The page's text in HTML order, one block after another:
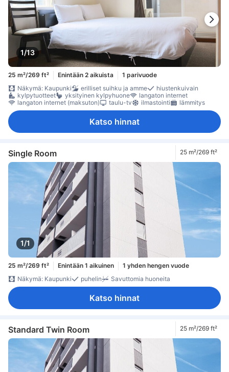
1/13
25 m²/269 ft² Enintään 2 aikuista
1 parivuode
Näkymä: Kaupunki
erilliset suihku ja amme
hiustenkuivain
kylpytuotteet
yksityinen kylpyhuone
langaton internet
langaton internet (maksuton)
taulu-tv ilmastointi lämmitys
Katso hinnat
Single Room 25 m²/269 ft²
1/1
25 m²/269 ft² Enintään 1 aikuinen
1 yhden hengen vuode
Näkymä: Kaupunki
puhelin Savuttomia huoneita
Katso hinnat
Standard Twin Room 25 m²/269 ft²